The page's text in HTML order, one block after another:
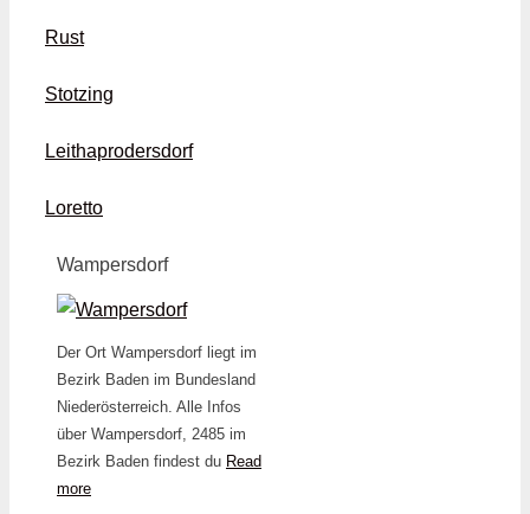
Rust
Stotzing
Leithaprodersdorf
Loretto
Wampersdorf
Der Ort Wampersdorf liegt im
Bezirk Baden im Bundesland
Niederösterreich. Alle Infos
über Wampersdorf, 2485 im
Bezirk Baden findest du Read
more